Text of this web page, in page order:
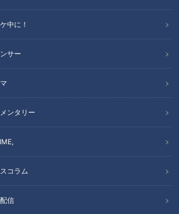
中に！
サー
ンタリー
コラム
信
説」
怪伝説」
のか？調査を進めると、番組史上初！妖怪
なたへのおすすめ